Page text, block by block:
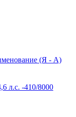
(Я - А)
л.с. -410/8000